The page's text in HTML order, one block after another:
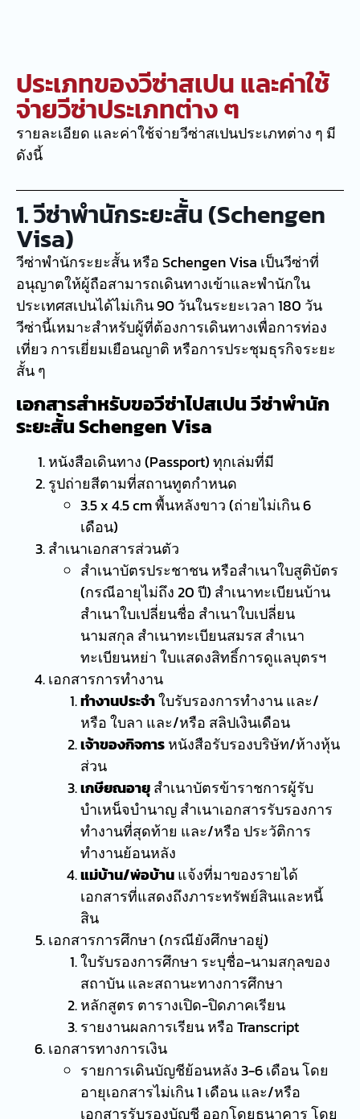
ประเภทของวีซ่าสเปน และค่าใช้
จ่ายวีซ่าประเภทต่าง ๆ
รายละเอียด และค่าใช้จ่ายวีซ่าสเปนประเภทต่าง ๆ มี
ดังนี้
1. วีซ่าพำนักระยะสั้น (Schengen
Visa)
วีซ่าพำนักระยะสั้น หรือ Schengen Visa เป็นวีซ่าที่
อนุญาตให้ผู้ถือสามารถเดินทางเข้าและพำนักใน
ประเทศสเปนได้ไม่เกิน 90 วันในระยะเวลา 180 วัน
วีซ่านี้เหมาะสำหรับผู้ที่ต้องการเดินทางเพื่อการท่อง
เที่ยว การเยี่ยมเยือนญาติ หรือการประชุมธุรกิจระยะ
สั้น ๆ
เอกสารสำหรับขอวีซ่าไปสเปน วีซ่าพำนัก
ระยะสั้น Schengen Visa
หนังสือเดินทาง (Passport) ทุกเล่มที่มี
รูปถ่ายสีตามที่สถานทูตกำหนด
3.5 x 4.5 cm พื้นหลังขาว (ถ่ายไม่เกิน 6
เดือน)
สำเนาเอกสารส่วนตัว
สำเนาบัตรประชาชน หรือสำเนาใบสูติบัตร
(กรณีอายุไม่ถึง 20 ปี) สำเนาทะเบียนบ้าน
สำเนาใบเปลี่ยนชื่อ สำเนาใบเปลี่ยน
นามสกุล สำเนาทะเบียนสมรส สำเนา
ทะเบียนหย่า ใบแสดงสิทธิ์การดูแลบุตรฯ
เอกสารการทำงาน
ทำงานประจำใบรับรองการทำงาน และ/
หรือ ใบลา และ/หรือ สลิปเงินเดือน
เจ้าของกิจการหนังสือรับรองบริษัท/ห้างหุ้น
ส่วน
เกษียณอายุสำเนาบัตรข้าราชการผู้รับ
บำเหน็จบำนาญ สำเนาเอกสารรับรองการ
ทำงานที่สุดท้าย และ/หรือ ประวัติการ
ทำงานย้อนหลัง
แม่บ้าน/พ่อบ้านแจ้งที่มาของรายได้
เอกสารที่แสดงถึงภาระทรัพย์สินและหนี้
สิน
เอกสารการศึกษา (กรณียังศึกษาอยู่)
ใบรับรองการศึกษา ระบุชื่อ-นามสกุลของ
สถาบัน และสถานะทางการศึกษา
หลักสูตร ตารางเปิด-ปิดภาคเรียน
รายงานผลการเรียน หรือ Transcript
เอกสารทางการเงิน
รายการเดินบัญชีย้อนหลัง 3-6 เดือน โดย
อายุเอกสารไม่เกิน 1 เดือน และ/หรือ
เอกสารรับรองบัญชี ออกโดยธนาคาร โดย